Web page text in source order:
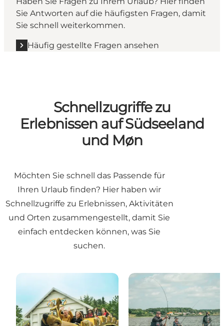
Sie Antworten auf die häufigsten Fragen, damit
Sie schnell weiterkommen.
Häufig gestellte Fragen ansehen
Schnellzugriffe zu
Erlebnissen auf Südseeland
und Møn
Möchten Sie schnell das Passende für
Ihren Urlaub finden? Hier haben wir
Schnellzugriffe zu Erlebnissen, Aktivitäten
und Orten zusammengestellt, damit Sie
einfach entdecken können, was Sie
suchen.